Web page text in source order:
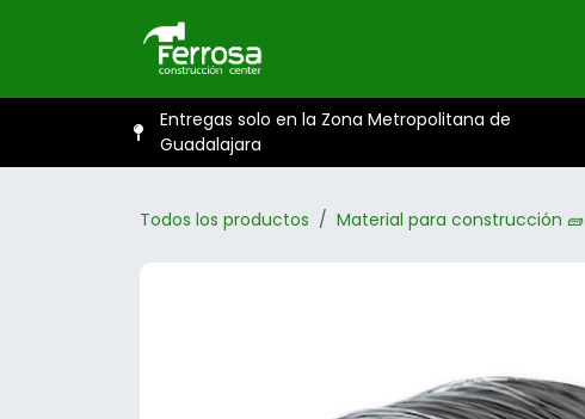
Entregas solo en la Zona Metropolitana de
Guadalajara
Todos los productos Material para construcción 🧱